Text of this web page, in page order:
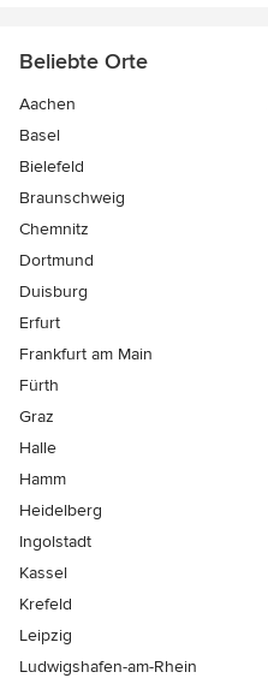
Beliebte Orte
Aachen
Basel
Bielefeld
Braunschweig
Chemnitz
Dortmund
Duisburg
Erfurt
Frankfurt am Main
Fürth
Graz
Halle
Hamm
Heidelberg
Ingolstadt
Kassel
Krefeld
Leipzig
Ludwigshafen-am-Rhein